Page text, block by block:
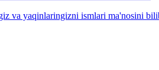
va yaqinlaringizni ismlari ma'nosini